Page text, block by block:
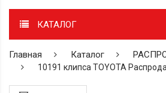
КАТАЛОГ
Главная Каталог
10191 клипса TOYOTA